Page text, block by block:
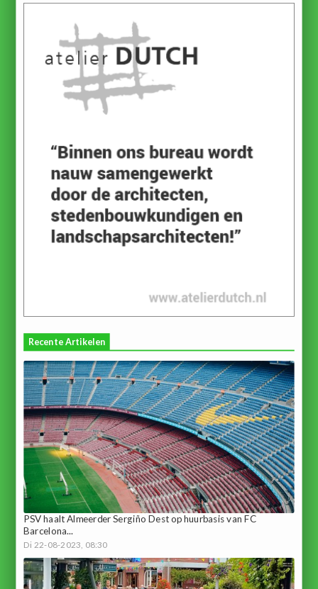
Recente Artikelen
PSV haalt Almeerder Sergiño Dest op huurbasis van FC
Barcelona...
Di 22-08-2023, 08:30